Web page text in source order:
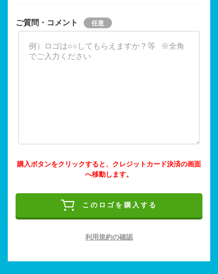
ご質問・コメント
購入ボタンをクリックすると、クレジットカード決済の画面
へ移動します。
このロゴを購入する
利用規約の確認